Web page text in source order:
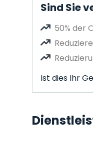
Sind Sie
50% der
Ist dies Ihr